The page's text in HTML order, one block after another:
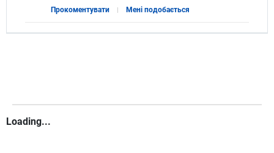
Прокоментувати Мені подобається
Loading...